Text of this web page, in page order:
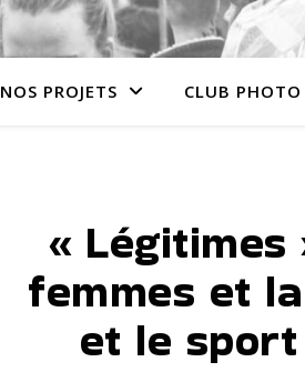
NOS PROJETS CLUB PHOTO
«
femmes et
et le